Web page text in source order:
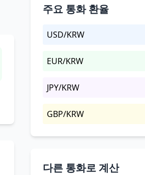
주요 통화 환율
USD/KRW
EUR/KRW
JPY/KRW
GBP/KRW
다른 통화로 계산